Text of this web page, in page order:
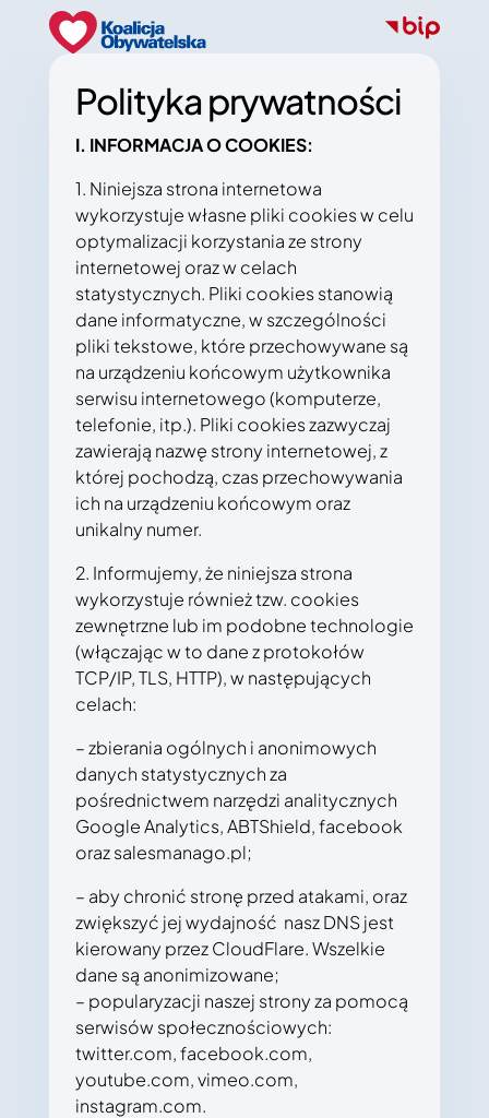
Polityka prywatności
I. INFORMACJA O COOKIES:
1. Niniejsza strona internetowa
wykorzystuje własne pliki cookies w celu
optymalizacji korzystania ze strony
internetowej oraz w celach
statystycznych. Pliki cookies stanowią
dane informatyczne, w szczególności
pliki tekstowe, które przechowywane są
na urządzeniu końcowym użytkownika
serwisu internetowego (komputerze,
telefonie, itp.). Pliki cookies zazwyczaj
zawierają nazwę strony internetowej, z
której pochodzą, czas przechowywania
ich na urządzeniu końcowym oraz
unikalny numer.
2. Informujemy, że niniejsza strona
wykorzystuje również tzw. cookies
zewnętrzne lub im podobne technologie
(włączając w to dane z protokołów
TCP/IP, TLS, HTTP), w następujących
celach:
– zbierania ogólnych i anonimowych
danych statystycznych za
pośrednictwem narzędzi analitycznych
Google Analytics, ABTShield, facebook
oraz salesmanago.pl;
– aby chronić stronę przed atakami, oraz
zwiększyć jej wydajność nasz DNS jest
kierowany przez CloudFlare. Wszelkie
dane są anonimizowane;
– popularyzacji naszej strony za pomocą
serwisów społecznościowych:
twitter.com, facebook.com,
youtube.com, vimeo.com,
instagram.com.